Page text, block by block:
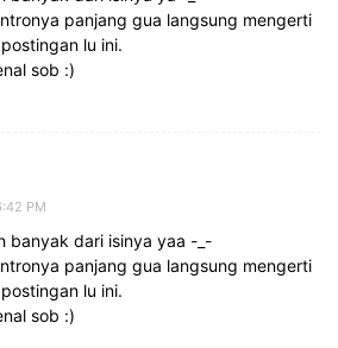
panjang gua langsung mengerti
lu ini.
sob :)
PM
banyak dari isinya yaa -_-
panjang gua langsung mengerti
lu ini.
sob :)